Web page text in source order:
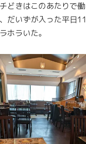
どきはこのあたりで
だいずが入った平日
ホラいた。